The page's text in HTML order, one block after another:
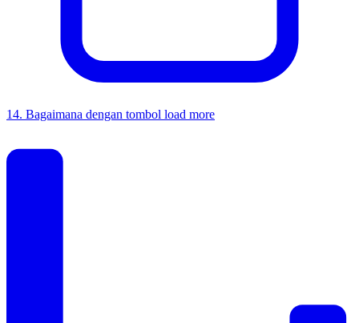
14. Bagaimana dengan tombol load more